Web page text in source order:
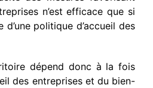
n’est efficace que si
politique d’accueil des
dépend donc à la fois
des entreprises et du bien-